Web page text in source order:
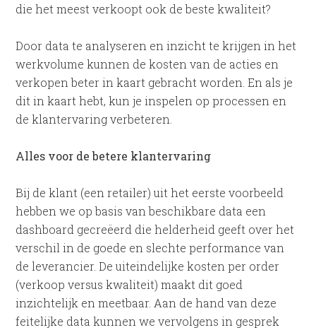
die het meest verkoopt ook de beste kwaliteit?
Door data te analyseren en inzicht te krijgen in het
werkvolume kunnen de kosten van de acties en
verkopen beter in kaart gebracht worden. En als je
dit in kaart hebt, kun je inspelen op processen en
de klantervaring verbeteren.
Alles voor de betere klantervaring
Bij de klant (een retailer) uit het eerste voorbeeld
hebben we op basis van beschikbare data een
dashboard gecreëerd die helderheid geeft over het
verschil in de goede en slechte performance van
de leverancier. De uiteindelijke kosten per order
(verkoop versus kwaliteit) maakt dit goed
inzichtelijk en meetbaar. Aan de hand van deze
feitelijke data kunnen we vervolgens in gesprek